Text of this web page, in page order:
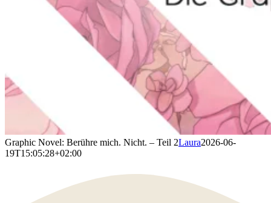
Graphic Novel: Berühre mich. Nicht. – Teil 2Laura2026-06-
19T15:05:28+02:00